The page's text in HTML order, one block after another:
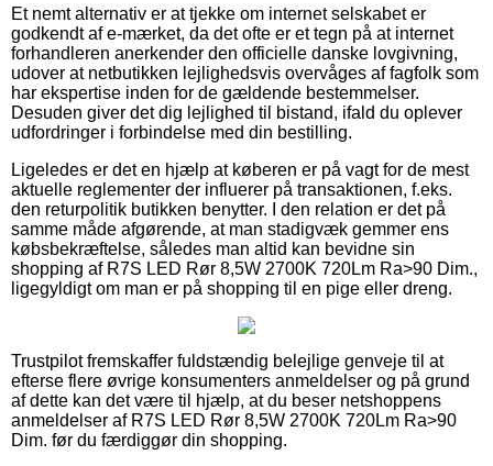
Et nemt alternativ er at tjekke om internet selskabet er
godkendt af e-mærket, da det ofte er et tegn på at internet
forhandleren anerkender den officielle danske lovgivning,
udover at netbutikken lejlighedsvis overvåges af fagfolk som
har ekspertise inden for de gældende bestemmelser.
Desuden giver det dig lejlighed til bistand, ifald du oplever
udfordringer i forbindelse med din bestilling.
Ligeledes er det en hjælp at køberen er på vagt for de mest
aktuelle reglementer der influerer på transaktionen, f.eks.
den returpolitik butikken benytter. I den relation er det på
samme måde afgørende, at man stadigvæk gemmer ens
købsbekræftelse, således man altid kan bevidne sin
shopping af R7S LED Rør 8,5W 2700K 720Lm Ra>90 Dim.,
ligegyldigt om man er på shopping til en pige eller dreng.
Trustpilot fremskaffer fuldstændig belejlige genveje til at
efterse flere øvrige konsumenters anmeldelser og på grund
af dette kan det være til hjælp, at du beser netshoppens
anmeldelser af R7S LED Rør 8,5W 2700K 720Lm Ra>90
Dim. før du færdiggør din shopping.